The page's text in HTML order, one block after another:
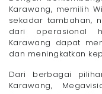
Karawang, memilih
sekadar tambahan,
dari operasional
Karawang dapat
dan meningkatkan
Dari berbagai
Karawang,